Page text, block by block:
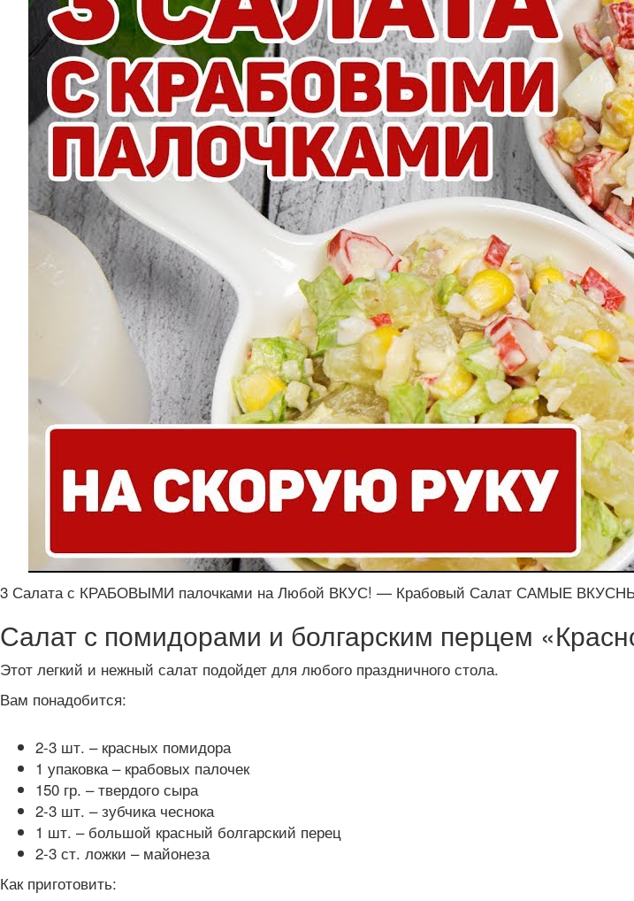
3 Салата с КРАБОВЫМИ палочками на Любой ВКУС! — Крабовый Салат САМЫЕ
Салат с помидорами и болгарским перцем
Этот легкий и нежный салат подойдет для любого праздничного стола.
Вам понадобится:
2-3 шт. – красных помидора
1 упаковка – крабовых палочек
150 гр. – твердого сыра
2-3 шт. – зубчика чеснока
1 шт. – большой красный болгарский перец
2-3 ст. ложки – майонеза
Как приготовить: